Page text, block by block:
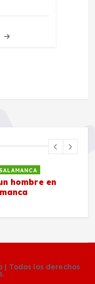
hombre en
| Todos los derechos